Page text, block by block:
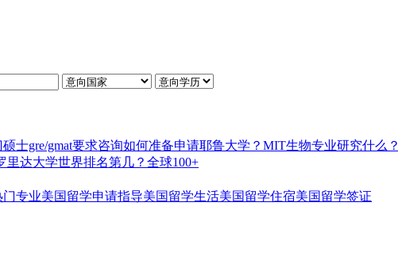
士gre/gmat要求咨询如何准备申请耶鲁大学？ MIT生物专业研究什么？
里达大学世界排名第几？全球100+
门专业美国留学申请指导美国留学生活美国留学住宿美国留学签证